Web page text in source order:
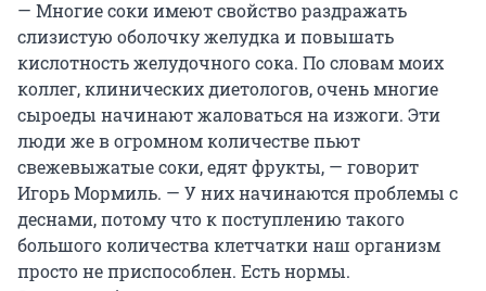
— Многие соки имеют свойство раздражать
слизистую оболочку желудка и повышать
кислотность желудочного сока. По словам моих
коллег, клинических диетологов, очень многие
сыроеды начинают жаловаться на изжоги. Эти
люди же в огромном количестве пьют
свежевыжатые соки, едят фрукты, — говорит
Игорь Мормиль. — У них начинаются проблемы с
деснами, потому что к поступлению такого
большого количества клетчатки наш организм
просто не приспособлен. Есть нормы.